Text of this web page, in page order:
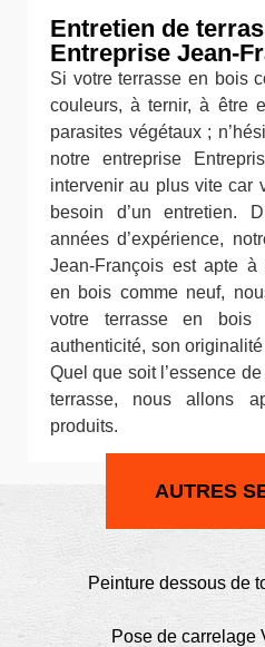
Entretien de
Entreprise Jean-
Si votre terrasse en bois
couleurs, à ternir, à être
parasites végétaux ;
notre entreprise
intervenir au plus vite car
besoin d’un entretien.
années d’expérience,
Jean-François est apte à
en bois comme neuf,
votre terrasse en bois
authenticité, son
Quel que soit l’essence
terrasse, nous allons
produits.
AUTRES
Peinture dessous de
Pose de carrelage